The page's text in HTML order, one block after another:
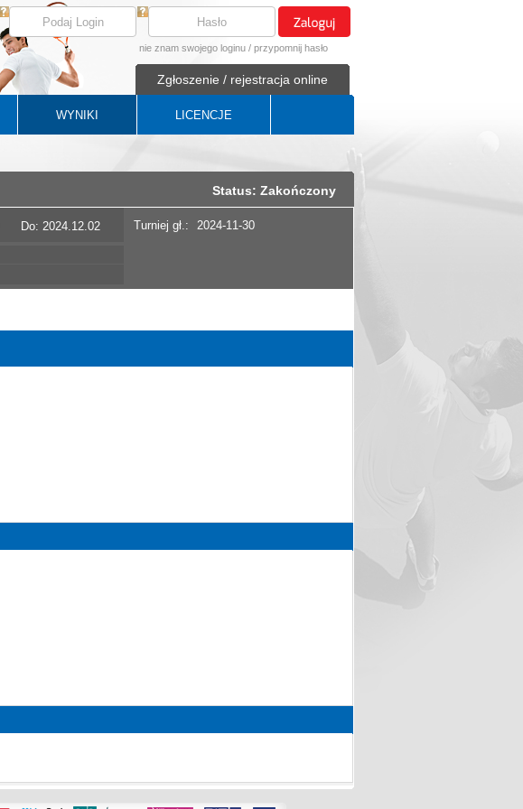
nie znam swojego loginu / przypomnij hasło
Zgłoszenie / rejestracja online
WYNIKI LICENCJE
Status: Zakończony
Do: 2024.12.02 Turniej gł.: 2024-11-30